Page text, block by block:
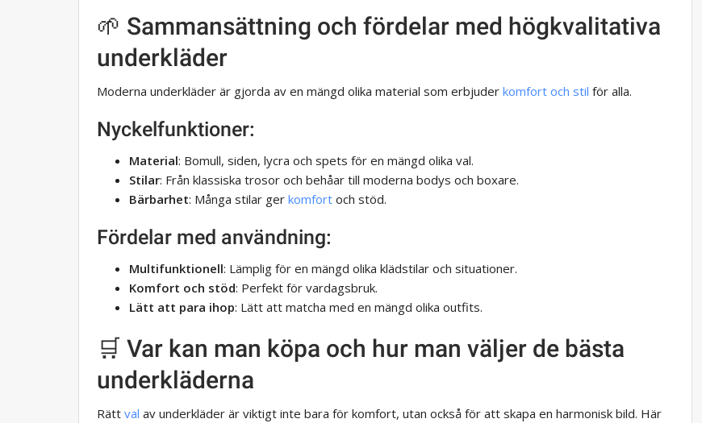
🌱 Sammansättning och fördelar med högkvalitativa
underkläder
Moderna underkläder är gjorda av en mängd olika material som erbjuder komfort och stil för alla.
Nyckelfunktioner:
Material: Bomull, siden, lycra och spets för en mängd olika val.
Stilar: Från klassiska trosor och behåar till moderna bodys och boxare.
Bärbarhet: Många stilar ger komfort och stöd.
Fördelar med användning:
Multifunktionell: Lämplig för en mängd olika klädstilar och situationer.
Komfort och stöd: Perfekt för vardagsbruk.
Lätt att para ihop: Lätt att matcha med en mängd olika outfits.
🛒 Var kan man köpa och hur man väljer de bästa
underkläderna
Rätt val av underkläder är viktigt inte bara för komfort, utan också för att skapa en harmonisk bild. Här